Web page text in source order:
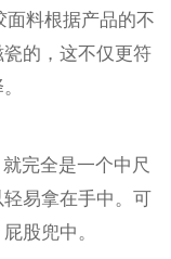
面料根据产品的不
的，这不仅更符
完全是一个中尺
易拿在手中。可
股兜中。